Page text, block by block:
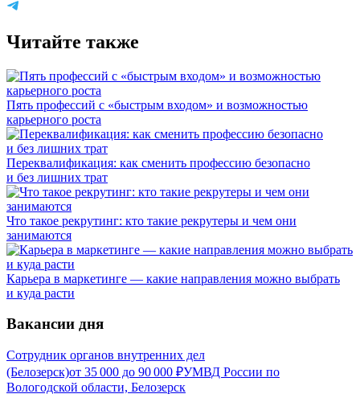
Читайте также
Пять профессий с «быстрым входом» и возможностью
карьерного роста
Переквалификация: как сменить профессию безопасно
и без лишних трат
Что такое рекрутинг: кто такие рекрутеры и чем они
занимаются
Карьера в маркетинге — какие направления можно выбрать
и куда расти
Вакансии дня
Сотрудник органов внутренних дел
(Белозерск)от 35 000 до 90 000 ₽УМВД России по
Вологодской области, Белозерск